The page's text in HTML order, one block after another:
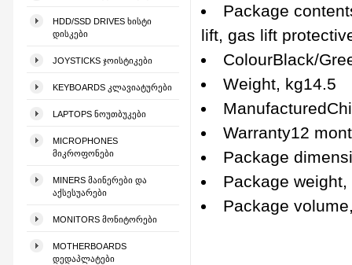
HDD/SSD DRIVES ᲮᲘᲡᲢᲘ
ᲓᲘᲡᲙᲔᲑᲘ
JOYSTICKS ᲯᲝᲘᲡᲢᲘᲙᲔᲑᲘ
KEYBOARDS ᲙᲚᲐᲕᲘᲐᲢᲣᲠᲔᲑᲘ
LAPTOPS ᲜᲝᲣᲗᲑᲣᲙᲔᲑᲘ
MICROPHONES
ᲛᲘᲙᲠᲝᲤᲝᲜᲔᲑᲘ
MINERS ᲛᲐᲘᲜᲔᲠᲔᲑᲘ ᲓᲐ
ᲐᲥᲡᲔᲡᲣᲐᲠᲔᲑᲘ
MONITORS ᲛᲝᲜᲘᲢᲝᲠᲔᲑᲘ
MOTHERBOARDS
ᲓᲔᲓᲐᲞᲚᲐᲢᲔᲑᲘ
Package
lift, gas lift
ColourBlack/
Weight, kg14.5
Warranty12
Package
Package
Package